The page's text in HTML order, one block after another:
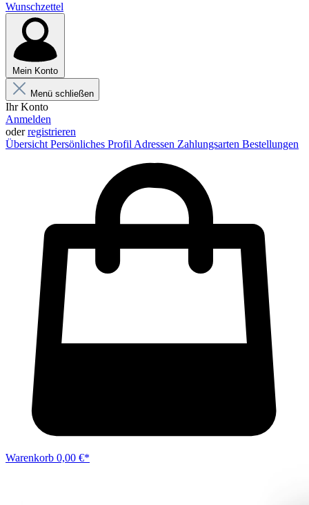
Wunschzettel
Mein Konto
Menü schließen
Ihr Konto
Anmelden
oderregistrieren
Übersicht Persönliches Profil Adressen Zahlungsarten Bestellungen
Warenkorb 0,00 €*